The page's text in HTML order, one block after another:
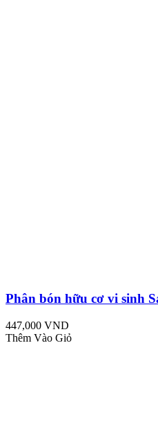
Phân bón hữu cơ vi sinh
447,000 VND
Thêm Vào Giỏ